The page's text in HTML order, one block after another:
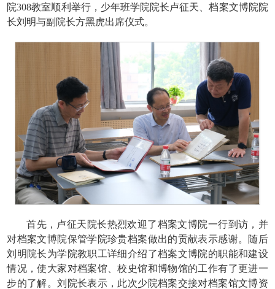
院308教室顺利举行，少年班学院院长卢征天、档案文博院院
长刘明与副院长方黑虎出席仪式。
首先，卢征天院长热烈欢迎了档案文博院一行到访，并
对档案文博院保管学院珍贵档案做出的贡献表示感谢。随后
刘明院长为学院教职工详细介绍了档案文博院的职能和建设
情况，使大家对档案馆、校史馆和博物馆的工作有了更进一
步的了解。刘院长表示，此次少院档案交接对档案馆文博资